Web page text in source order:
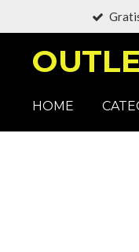
hoofdinhoud
HOME